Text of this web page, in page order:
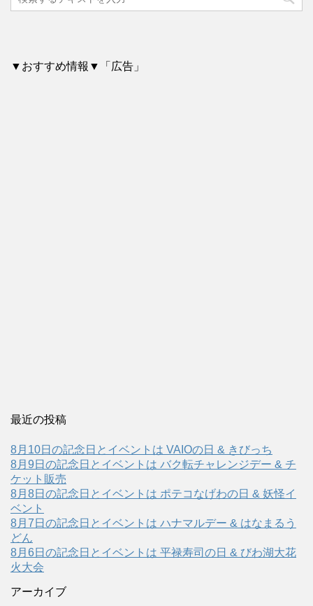
▼おすすめ情報▼「広告」
最近の投稿
8月10日の記念日とイベントは VAIOの日 & きびっち
8月9日の記念日とイベントは バク転チャレンジデー & チ
ケット販売
8月8日の記念日とイベントは ポテコなげわの日 & 妖怪イ
ベント
8月7日の記念日とイベントは ハナマルデー & はなまるう
どん
8月6日の記念日とイベントは 平禄寿司の日 & びわ湖大花
火大会
アーカイブ